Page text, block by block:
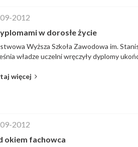
2012
w dorosłe życie
Wyższa Szkoła Zawodowa im.
władze uczelni wręczyły dyplomy
więcej
2012
okiem fachowca